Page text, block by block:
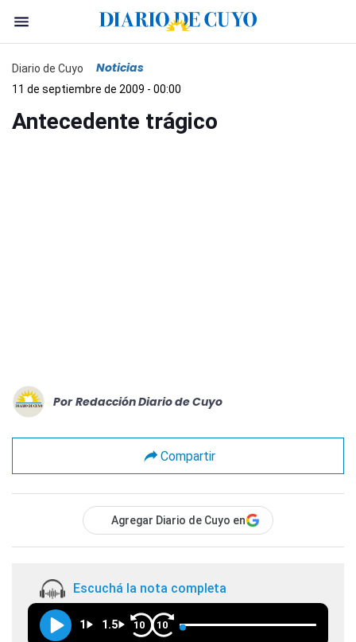
Diario de Cuyo Noticias
11 de septiembre de 2009 - 00:00
Antecedente trágico
Por Redacción Diario de Cuyo
Compartir
Agregar Diario de Cuyo en
Escuchá la nota completa
1 1.5 10 10